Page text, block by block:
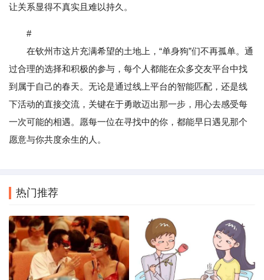
让关系显得不真实且难以持久。
#
在钦州市这片充满希望的土地上，“单身狗”们不再孤单。通
过合理的选择和积极的参与，每个人都能在众多交友平台中找
到属于自己的春天。无论是通过线上平台的智能匹配，还是线
下活动的直接交流，关键在于勇敢迈出那一步，用心去感受每
一次可能的相遇。愿每一位在寻找中的你，都能早日遇见那个
愿意与你共度余生的人。
热门推荐